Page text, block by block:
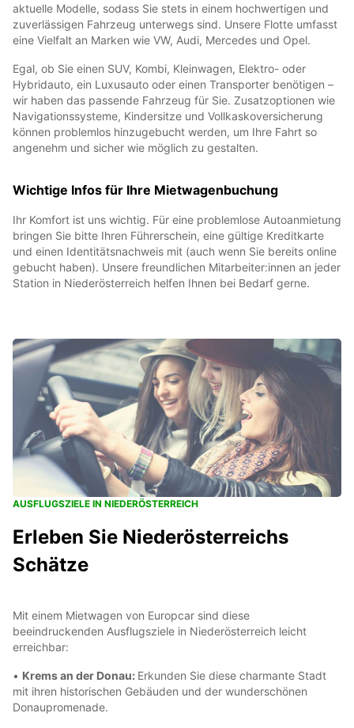
aktuelle Modelle, sodass Sie stets in einem hochwertigen und
zuverlässigen Fahrzeug unterwegs sind. Unsere Flotte umfasst
eine Vielfalt an Marken wie VW, Audi, Mercedes und Opel.
Egal, ob Sie einen SUV, Kombi, Kleinwagen, Elektro- oder
Hybridauto, ein Luxusauto oder einen Transporter benötigen –
wir haben das passende Fahrzeug für Sie. Zusatzoptionen wie
Navigationssysteme, Kindersitze und Vollkaskoversicherung
können problemlos hinzugebucht werden, um Ihre Fahrt so
angenehm und sicher wie möglich zu gestalten.
Wichtige Infos für Ihre Mietwagenbuchung
Ihr Komfort ist uns wichtig. Für eine problemlose Autoanmietung
bringen Sie bitte Ihren Führerschein, eine gültige Kreditkarte
und einen Identitätsnachweis mit (auch wenn Sie bereits online
gebucht haben). Unsere freundlichen Mitarbeiter:innen an jeder
Station in Niederösterreich helfen Ihnen bei Bedarf gerne.
AUSFLUGSZIELE IN NIEDERÖSTERREICH
Erleben Sie Niederösterreichs
Schätze
Mit einem Mietwagen von Europcar sind diese
beeindruckenden Ausflugsziele in Niederösterreich leicht
erreichbar:
• Krems an der Donau: Erkunden Sie diese charmante Stadt
mit ihren historischen Gebäuden und der wunderschönen
Donaupromenade.